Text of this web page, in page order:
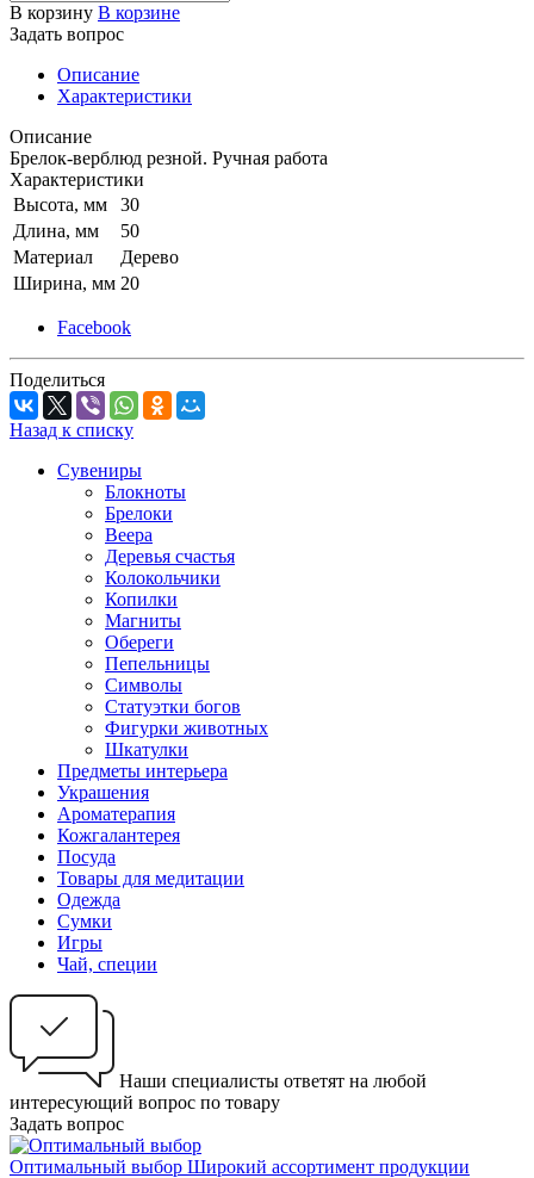
В корзину В корзине
Задать вопрос
Описание
Характеристики
Описание
Брелок-верблюд резной. Ручная работа
Характеристики
Высота, мм
30
Длина, мм
50
Материал
Дерево
Ширина, мм 20
Facebook
Поделиться
Назад к списку
Сувениры
Блокноты
Брелоки
Веера
Деревья счастья
Колокольчики
Копилки
Магниты
Обереги
Пепельницы
Символы
Статуэтки богов
Фигурки животных
Шкатулки
Предметы интерьера
Украшения
Ароматерапия
Кожгалантерея
Посуда
Товары для медитации
Одежда
Сумки
Игры
Чай, специи
Наши специалисты ответят на любой
интересующий вопрос по товару
Задать вопрос
Оптимальный выбор Широкий ассортимент продукции